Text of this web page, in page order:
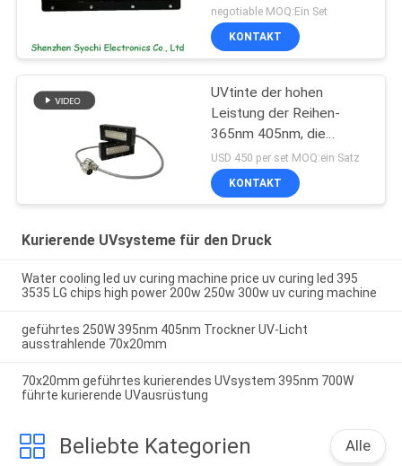
negotiable MOQ:Ein Set
KONTAKT
UVtinte der hohen
Leistung der Reihen-
365nm 405nm, die
Systeme kuriert
USD 450 per set MOQ:ein Satz
KONTAKT
Kurierende UVsysteme für den Druck
Water cooling led uv curing machine price uv curing led 395
3535 LG chips high power 200w 250w 300w uv curing machine
geführtes 250W 395nm 405nm Trockner UV-Licht
ausstrahlende 70x20mm
70x20mm geführtes kurierendes UVsystem 395nm 700W
führte kurierende UVausrüstung
Beliebte Kategorien Alle